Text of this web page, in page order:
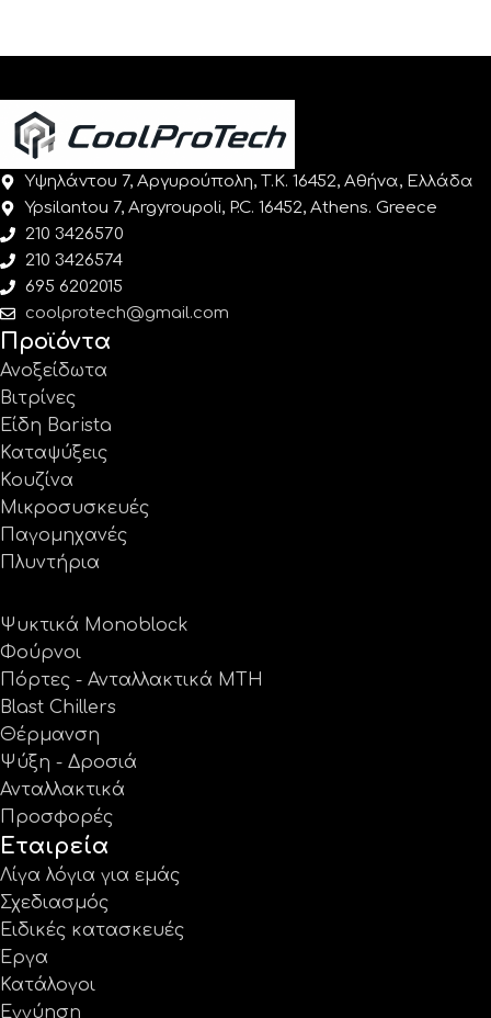
Υψηλάντου 7, Αργυρούπολη, Τ.Κ. 16452, Αθήνα, Ελλάδα
Ypsilantou 7, Argyroupoli, P.C. 16452, Athens. Greece
210 3426570
210 3426574
695 6202015
coolprotech@gmail.com
Προϊόντα
Ανοξείδωτα
Βιτρίνες
Είδη Barista
Καταψύξεις
Κουζίνα
Μικροσυσκευές
Παγομηχανές
Πλυντήρια
Ψυκτικά Monoblock
Φούρνοι
Πόρτες - Ανταλλακτικά MTH
Blast Chillers
Θέρμανση
Ψύξη - Δροσιά
Ανταλλακτικά
Προσφορές
Εταιρεία
Λίγα λόγια για εμάς
Σχεδιασμός
Ειδικές κατασκευές
Έργα
Κατάλογοι
Εγγύηση